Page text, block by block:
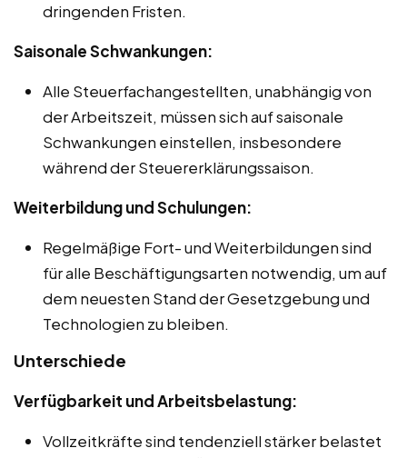
dringenden Fristen.
Saisonale Schwankungen:
Alle Steuerfachangestellten, unabhängig von
der Arbeitszeit, müssen sich auf saisonale
Schwankungen einstellen, insbesondere
während der Steuererklärungssaison.
Weiterbildung und Schulungen:
Regelmäßige Fort- und Weiterbildungen sind
für alle Beschäftigungsarten notwendig, um auf
dem neuesten Stand der Gesetzgebung und
Technologien zu bleiben.
Unterschiede
Verfügbarkeit und Arbeitsbelastung:
Vollzeitkräfte sind tendenziell stärker belastet